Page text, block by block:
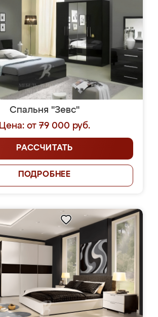
Спальня "Зевс"
Цена: от 79 000 руб.
РАССЧИТАТЬ
ПОДРОБНЕЕ